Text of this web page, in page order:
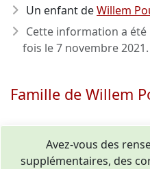
Un enfant deWillem
Cette information a
fois le7 novembre 2021.
Famille de Willem
Avez-vous des
supplémentaires, des